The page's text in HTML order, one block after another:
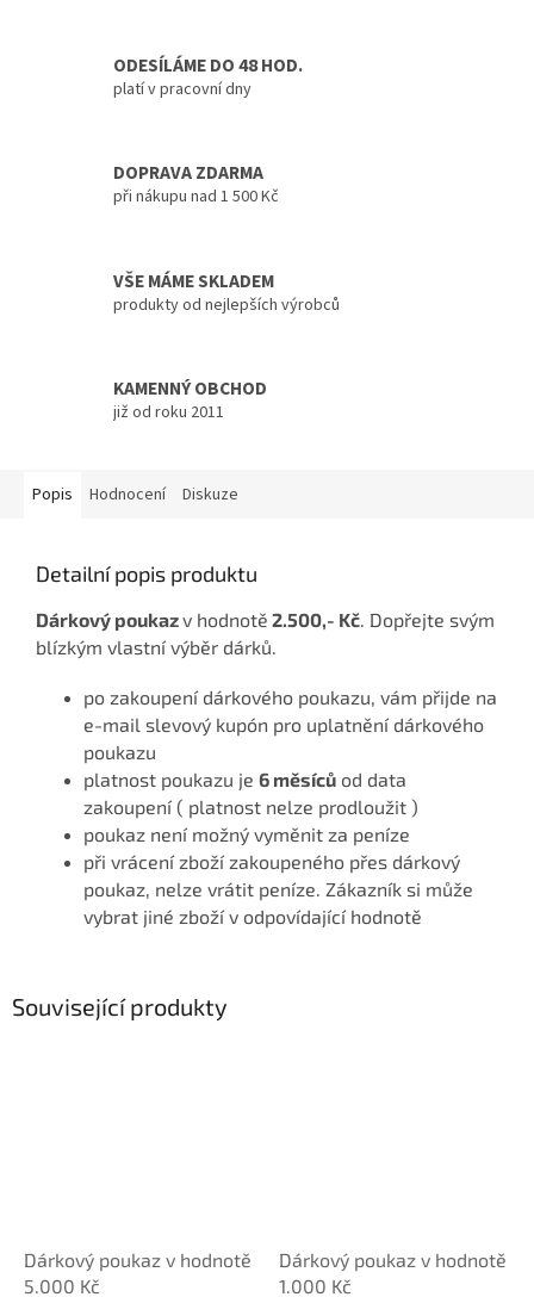
ODESÍLÁME DO 48 HOD.
platí v pracovní dny
DOPRAVA ZDARMA
při nákupu nad 1 500 Kč
VŠE MÁME SKLADEM
produkty od nejlepších výrobců
KAMENNÝ OBCHOD
již od roku 2011
Popis Hodnocení Diskuze
Detailní popis produktu
Dárkový poukazv hodnotě 2.500,- Kč . Dopřejte svým
blízkým vlastní výběr dárků.
po zakoupení dárkového poukazu, vám přijde na
e-mail slevový kupón pro uplatnění dárkového
poukazu
platnost poukazu je 6 měsíců od data
zakoupení ( platnost nelze prodloužit )
poukaz není možný vyměnit za peníze
při vrácení zboží zakoupeného přes dárkový
poukaz, nelze vrátit peníze. Zákazník si může
vybrat jiné zboží v odpovídající hodnotě
Související produkty
Dárkový poukaz v hodnotě
5.000 Kč
Dárkový poukaz v hodnotě
1.000 Kč